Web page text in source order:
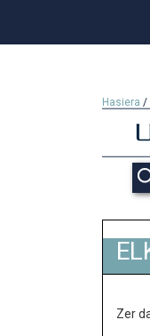
Hasiera /
Zer